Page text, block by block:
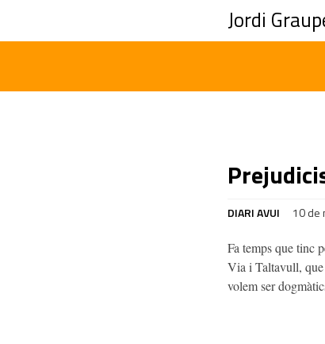
Jordi
DIARI AVUI 10 de
Fa temps que tinc
Via i Taltavull, que
volem ser